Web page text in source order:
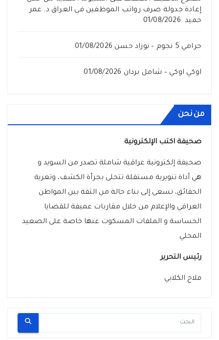
إعادة جدولة صرف رواتب الموظفين في العراق د. عمر
حميد 01/08/2026
حرامي 5 نجوم – نوزاد حسن 01/08/2026
اوكي اوكي – شامل بردان 01/08/2026
من نحن
صحيفة اكتب الإلكترونية
صحيفة إلكترونية عراقية شاملة تصدر من السويد و
هي أداة تنويرية مستقلة تتحلى بجرأة الكشف، وتعرية
الحقائق، تسعى إلى بناء حالة من الثقة بين المواطن
العراقي والإعلام من خلال مقاربات عميقة للقضايا
الحساسة و الملفات المسكوت عنها خاصة على الصعيد
المحلي
رئيس التحرير
فلاح الكلابي